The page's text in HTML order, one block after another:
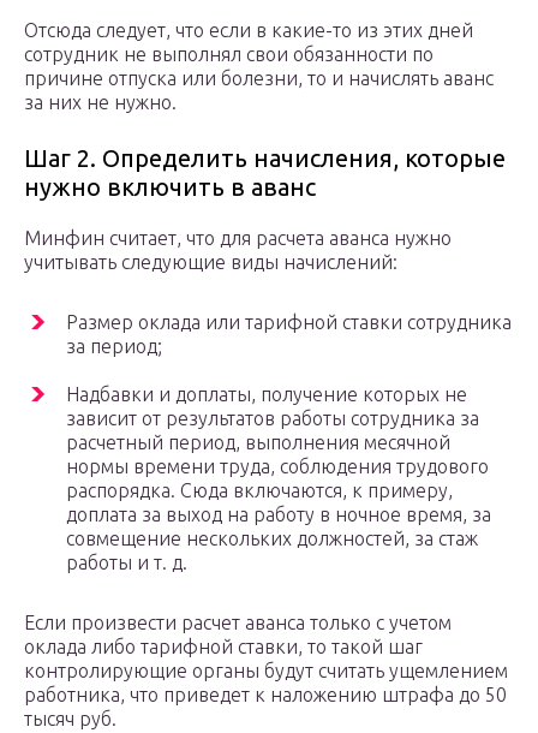
Отсюда следует, что если в какие-то из этих дней
сотрудник не выполнял свои обязанности по
причине отпуска или болезни, то и начислять аванс
за них не нужно.
Шаг 2. Определить начисления, которые
нужно включить в аванс
Минфин считает, что для расчета аванса нужно
учитывать следующие виды начислений:
Размер оклада или тарифной ставки сотрудника
за период;
Надбавки и доплаты, получение которых не
зависит от результатов работы сотрудника за
расчетный период, выполнения месячной
нормы времени труда, соблюдения трудового
распорядка. Сюда включаются, к примеру,
доплата за выход на работу в ночное время, за
совмещение нескольких должностей, за стаж
работы и т. д.
Если произвести расчет аванса только с учетом
оклада либо тарифной ставки, то такой шаг
контролирующие органы будут считать ущемлением
работника, что приведет к наложению штрафа до 50
тысяч руб.